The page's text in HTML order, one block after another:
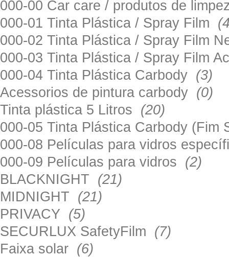
000-00 Car care / produtos de
000-01 Tinta Plástica / Spray Film
000-02 Tinta Plástica / Spray Film
000-03 Tinta Plástica / Spray Film
000-04 Tinta Plástica Carbody (3)
Acessorios de pintura carbody (0)
Tinta plástica 5 Litros (20)
000-05 Tinta Plástica Carbody
000-08 Películas para vidros
000-09 Películas para vidros (2)
BLACKNIGHT (21)
MIDNIGHT (21)
PRIVACY (5)
SECURLUX SafetyFilm (7)
Faixa solar (6)